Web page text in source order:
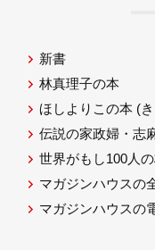
新書
林真理子の本
ほしよりこの本 (
伝説の家政婦・志
世界がもし100人
マガジンハウスの
マガジンハウスの